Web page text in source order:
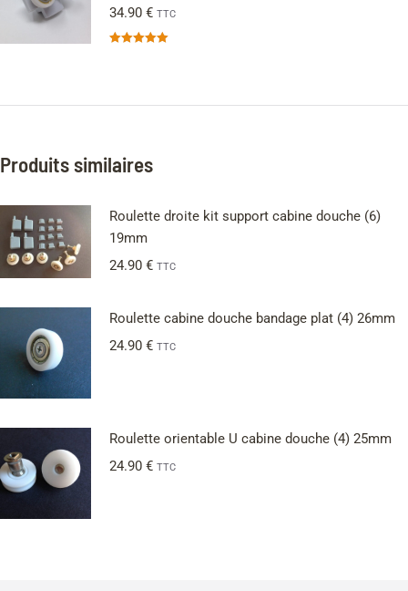
34.90 € TTC
Produits similaires
Roulette droite kit support cabine douche (6)
19mm
24.90 € TTC
Roulette cabine douche bandage plat (4) 26mm
24.90 € TTC
Roulette orientable U cabine douche (4) 25mm
24.90 € TTC